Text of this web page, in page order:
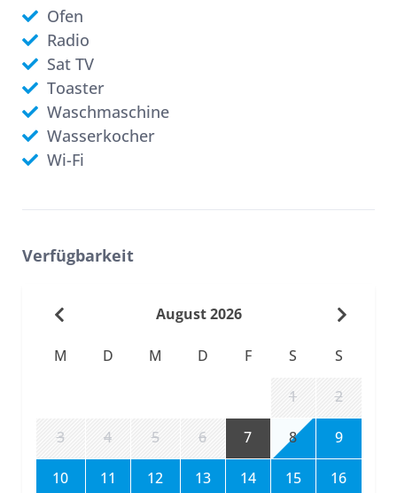
Ofen
Radio
Sat TV
Toaster
Waschmaschine
Wasserkocher
Wi-Fi
Verfügbarkeit
August 2026
M D M D F S S
1 2
3 4 5 6 7 8 9
10 11 12 13 14 15 16